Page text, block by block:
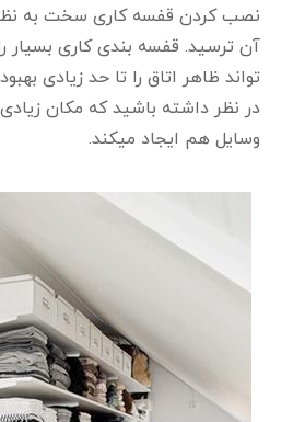
نصب کردن قفسه کاری سخت به نظر
آن ترسید. قفسه بندی کاری
تواند ظاهر اتاق را تا حد زیادی
در نظر داشته باشید که مکان زیادی
وسایل هم ایجاد میکند.